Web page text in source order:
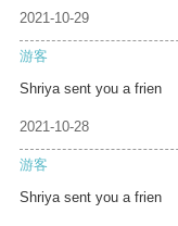
2021-10-29
游客
Shriya sent you a frien
2021-10-28
游客
Shriya sent you a frien